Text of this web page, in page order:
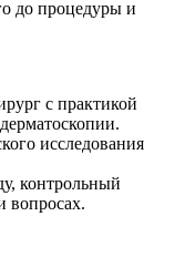
до процедуры и
с практикой
исследования
контрольный
вопросах.